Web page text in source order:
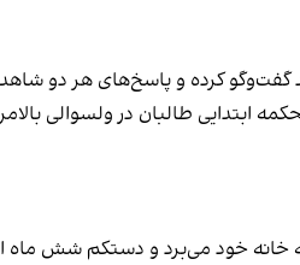
گفت‌وگو کرده و پاسخ‌های هر دو
ابتدایی طالبان در ولسوالی
را به خانه خود می‌برد و دستکم شش